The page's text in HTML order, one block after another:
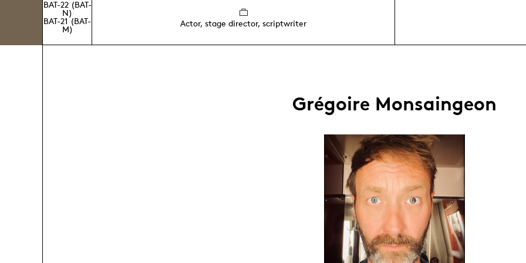
BAT-22 (BAT-
N)
BAT-21 (BAT-
M)
Actor, stage director, scriptwriter
Grégoire Monsaingeon